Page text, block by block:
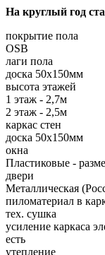
На круглый год
покрытие пола
OSB
лаги пола
доска 50х150мм
высота этажей
1 этаж - 2,7м
2 этаж - 2,5м
каркас стен
доска 50х150мм
окна
Пластиковые -
двери
Металлическая
пиломатериал в
тех. сушка
усиление каркаса
есть
утепление